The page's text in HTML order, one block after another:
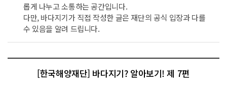
롭게 나누고 소통하는 공간입니다.
다만, 바다지기가 직접 작성한 글은 재단의 공식 입장과 다를
수 있음을 알려 드립니다.
[한국해양재단] 바다지기? 알아보기! 제 7편